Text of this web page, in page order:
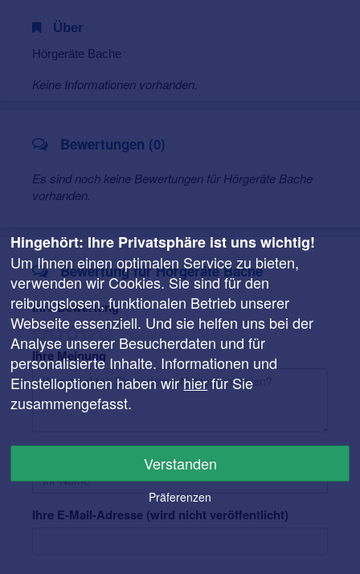
Über
Hörgeräte Bache
Keine Informationen vorhanden.
Bewertungen (0)
Es sind noch keine Bewertungen für Hörgeräte Bache
vorhanden.
Bewertung für Hörgeräte Bache
Ihre Bewertung
Ihre Meinung
Ihre E-Mail-Adresse (wird nicht veröffentlicht)
Hingehört: Ihre Privatsphäre ist uns wichtig!
Um Ihnen einen optimalen Service zu bieten,
verwenden wir Cookies. Sie sind für den
reibungslosen, funktionalen Betrieb unserer
Webseite essenziell. Und sie helfen uns bei der
Analyse unserer Besucherdaten und für
personalisierte Inhalte. Informationen und
Einstelloptionen haben wir hierfür Sie
zusammengefasst.
Verstanden
Präferenzen